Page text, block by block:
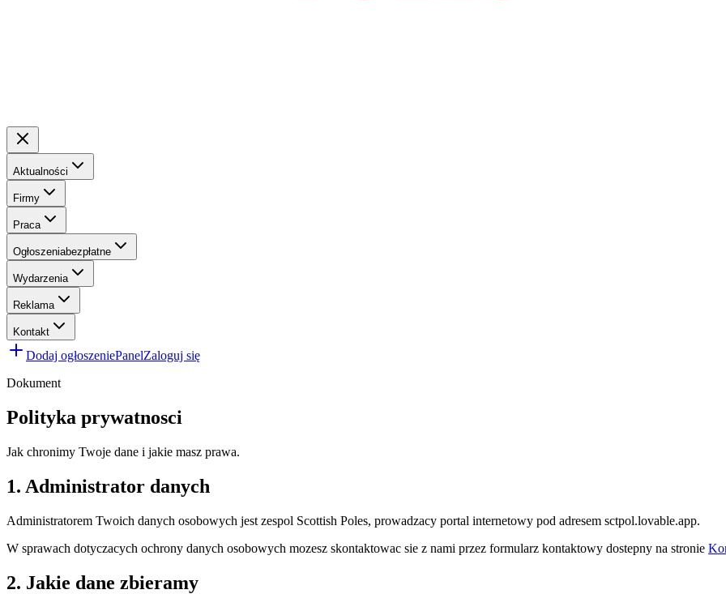
Aktualności
Firmy
Praca
Ogłoszeniabezpłatne
Wydarzenia
Reklama
Kontakt
Dodaj ogłoszeniePanelZaloguj się
Dokument
Polityka prywatnosci
Jak chronimy Twoje dane i jakie masz prawa.
1. Administrator danych
Administratorem Twoich danych osobowych jest zespol Scottish Poles, prowadzacy portal internetowy pod adresem sctpol.lovable.app.
W sprawach dotyczacych ochrony danych osobowych mozesz skontaktowac sie z nami przez formularz kontaktowy dostepny na stronie
2. Jakie dane zbieramy